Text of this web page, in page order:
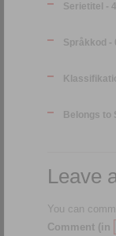
Serietitel -
Språkkod -
Belongs to
Leave
You can
Comment (in